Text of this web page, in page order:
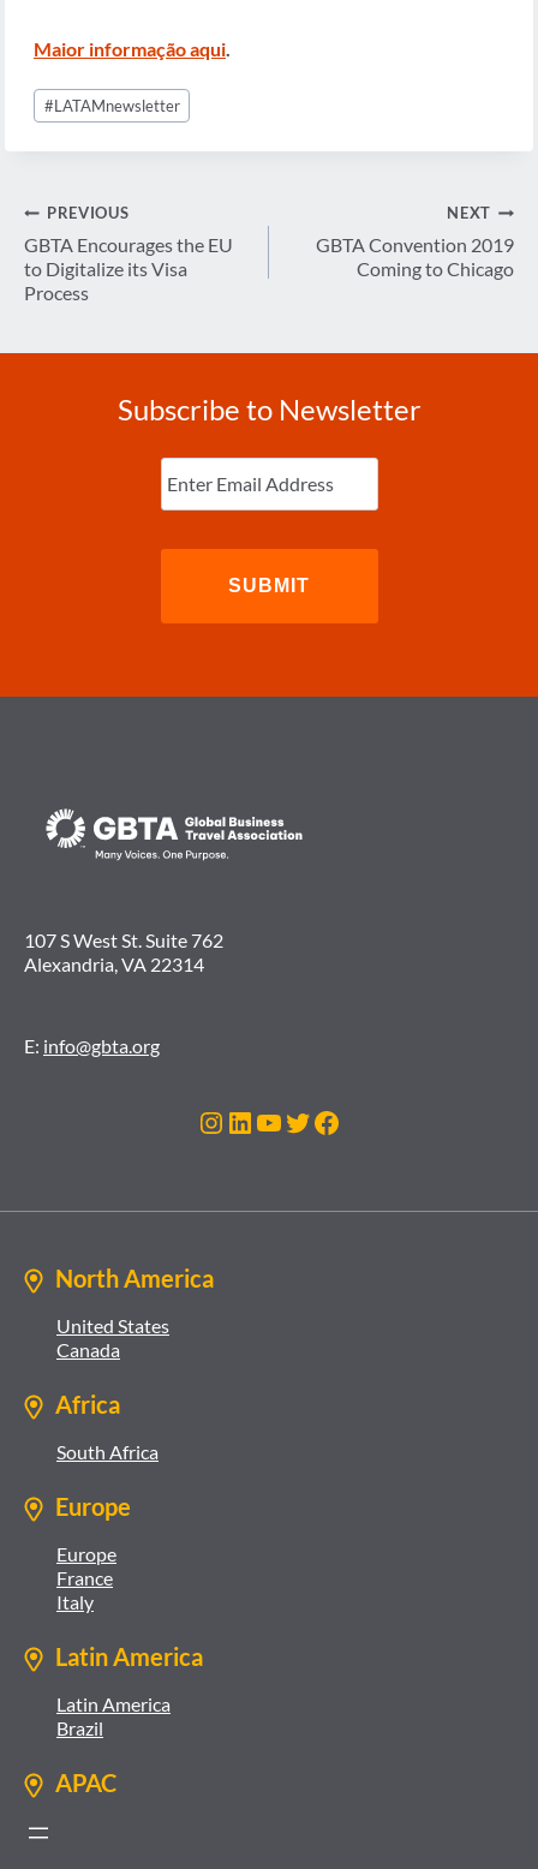
Maior informação aqui.
Post
Tags:
#LATAMnewsletter
Post
navigation
PREVIOUS
GBTA Encourages the EU
to Digitalize its Visa
Process
NEXT
GBTA Convention 2019
Coming to Chicago
Subscribe to Newsletter
Enter
Email (Required)
107 S West St. Suite 762
Alexandria, VA 22314
E: info@gbta.org
Instagram
LinkedIn
YouTube
Twitter
Facebook
North America
United States
Canada
Africa
South Africa
Europe
Europe
France
Italy
Latin America
Latin America
Brazil
APAC